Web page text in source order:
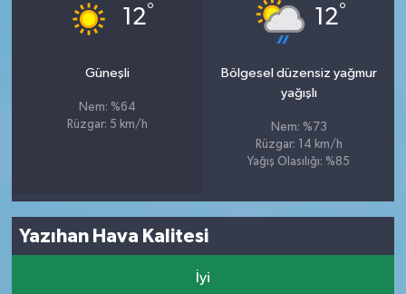
12°
Güneşli
Nem: %64
Rüzgar: 5 km/h
12°
Bölgesel düzensiz yağmur
yağışlı
Nem: %73
Rüzgar: 14 km/h
Yağış Olasılığı: %85
Yazıhan Hava Kalitesi
İyi